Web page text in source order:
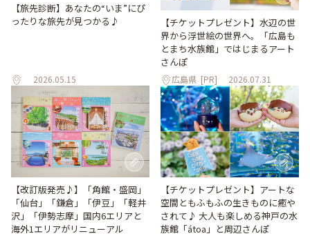
【旅先診断】あなたの“いま”にぴ
ったりな旅先が見つかる♪
2026.05.15
【チケットプレゼント】水辺の世
界から浮世絵の世界へ。「広島も
とまち水族館」ではじまるアート
さんぽ
広島県 [PR] 2026.07.31
【改訂版発売♪】「角館・盛岡」
「仙台」「鎌倉」「伊豆」「軽井
沢」「伊勢志摩」国内6エリアと
海外1エリアがリニューアル
【チケットプレゼント】アートな
空間ともふもふの生きものに癒や
されて♪ 大人も楽しめる神戸の水
族館「átoa」と周辺さんぽ